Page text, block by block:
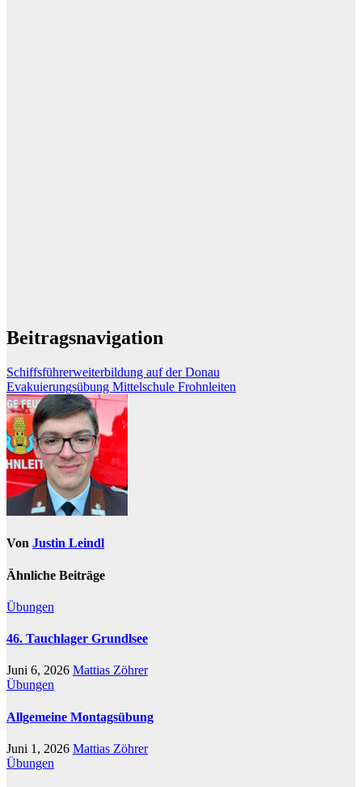
Beitragsnavigation
Schiffsführerweiterbildung auf der Donau
Evakuierungsübung Mittelschule Frohnleiten
Von Justin Leindl
Ähnliche Beiträge
Übungen
46. Tauchlager Grundlsee
Juni 6, 2026 Mattias Zöhrer
Übungen
Allgemeine Montagsübung
Juni 1, 2026 Mattias Zöhrer
Übungen